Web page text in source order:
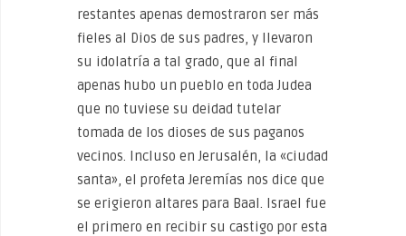
restantes apenas demostraron ser más
fieles al Dios de sus padres, y llevaron
su idolatría a tal grado, que al final
apenas hubo un pueblo en toda Judea
que no tuviese su deidad tutelar
tomada de los dioses de sus paganos
vecinos. Incluso en Jerusalén, la «ciudad
santa», el profeta Jeremías nos dice que
se erigieron altares para Baal. Israel fue
el primero en recibir su castigo por esta